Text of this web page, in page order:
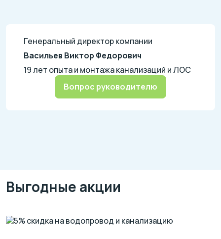
Генеральный директор компании
Васильев Виктор Федорович
19 лет опыта и монтажа канализаций и ЛОС
Вопрос руководителю
Выгодные акции